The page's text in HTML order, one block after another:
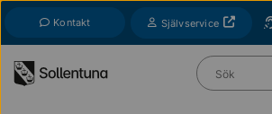
Kontakt SjälvserviceÖppnas i nytt
Vad söker du?